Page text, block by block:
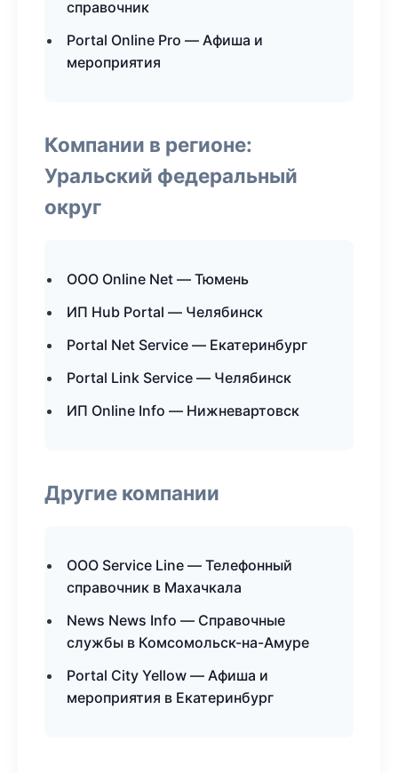
справочник
Portal Online Pro — Афиша и
мероприятия
Компании в регионе:
Уральский федеральный
округ
ООО Online Net — Тюмень
ИП Hub Portal — Челябинск
Portal Net Service — Екатеринбург
Portal Link Service — Челябинск
ИП Online Info — Нижневартовск
Другие компании
ООО Service Line — Телефонный
справочник в Махачкала
News News Info — Справочные
службы в Комсомольск-на-Амуре
Portal City Yellow — Афиша и
мероприятия в Екатеринбург